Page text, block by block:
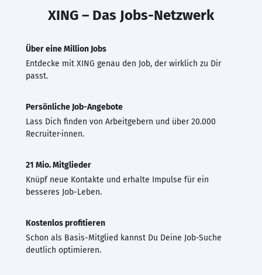
XING – Das Jobs-Netzwerk
Über eine Million Jobs
Entdecke mit XING genau den Job, der wirklich zu Dir
passt.
Persönliche Job-Angebote
Lass Dich finden von Arbeitgebern und über 20.000
Recruiter·innen.
21 Mio. Mitglieder
Knüpf neue Kontakte und erhalte Impulse für ein
besseres Job-Leben.
Kostenlos profitieren
Schon als Basis-Mitglied kannst Du Deine Job-Suche
deutlich optimieren.